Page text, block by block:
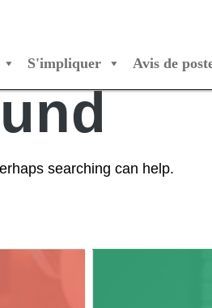
Canada
S'impliquer Avis de
searching can help.